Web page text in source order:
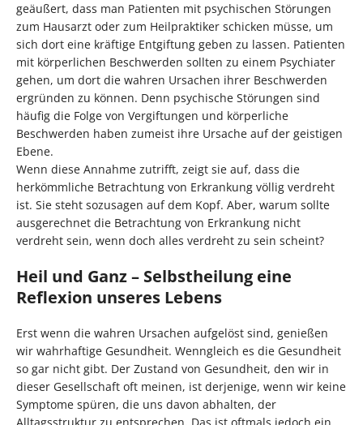
geäußert, dass man Patienten mit psychischen Störungen
zum Hausarzt oder zum Heilpraktiker schicken müsse, um
sich dort eine kräftige Entgiftung geben zu lassen. Patienten
mit körperlichen Beschwerden sollten zu einem Psychiater
gehen, um dort die wahren Ursachen ihrer Beschwerden
ergründen zu können. Denn psychische Störungen sind
häufig die Folge von Vergiftungen und körperliche
Beschwerden haben zumeist ihre Ursache auf der geistigen
Ebene.
Wenn diese Annahme zutrifft, zeigt sie auf, dass die
herkömmliche Betrachtung von Erkrankung völlig verdreht
ist. Sie steht sozusagen auf dem Kopf. Aber, warum sollte
ausgerechnet die Betrachtung von Erkrankung nicht
verdreht sein, wenn doch alles verdreht zu sein scheint?
Heil und Ganz – Selbstheilung eine
Reflexion unseres Lebens
Erst wenn die wahren Ursachen aufgelöst sind, genießen
wir wahrhaftige Gesundheit. Wenngleich es die Gesundheit
so gar nicht gibt. Der Zustand von Gesundheit, den wir in
dieser Gesellschaft oft meinen, ist derjenige, wenn wir keine
Symptome spüren, die uns davon abhalten, der